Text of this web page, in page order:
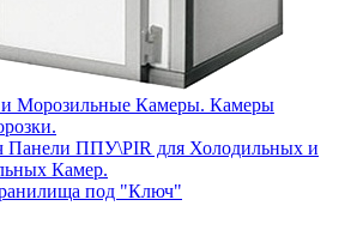
Морозильные Камеры. Камеры
Панели ППУ\PIR для Холодильных и
Камер.
под "Ключ"